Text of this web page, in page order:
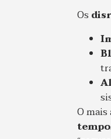
Os
O
tempo